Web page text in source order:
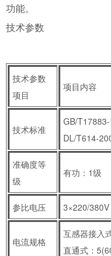
功能。
技术参数
技术参数
项目
项目内容
技术标准
GB/
DL/T614-
准确度等
级
有功：1级
参比电压 3×220/380V
电流规格
互感器接入
直通式：